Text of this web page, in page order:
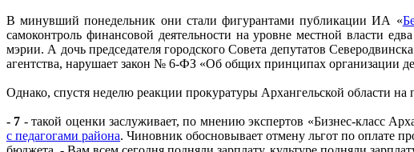
В минувший понедельник они стали фигурантами публикации ИА «
самоконтроль финансовой деятельности на уровне местной власти
мэрии. А дочь председателя городского Совета депутатов
агентства, нарушает закон № 6-ФЗ «Об общих принципах организации
Однако, спустя неделю реакции прокуратуры Архангельской области
- 7 - такой оценки заслуживает, по мнению экспертов «Бизнес-класс
с педагогами района. Чиновник обосновывает отмену льгот по оплате